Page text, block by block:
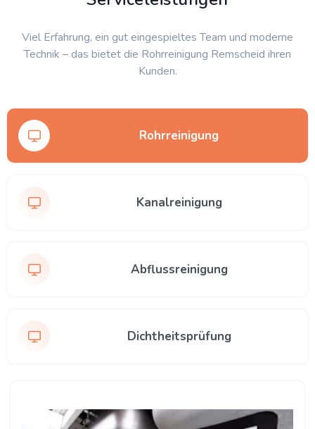
Viel Erfahrung, ein gut eingespieltes Team und moderne
Technik – das bietet die Rohrreinigung Remscheid ihren
Kunden.
Rohrreinigung
Kanalreinigung
Abflussreinigung
Dichtheitsprüfung